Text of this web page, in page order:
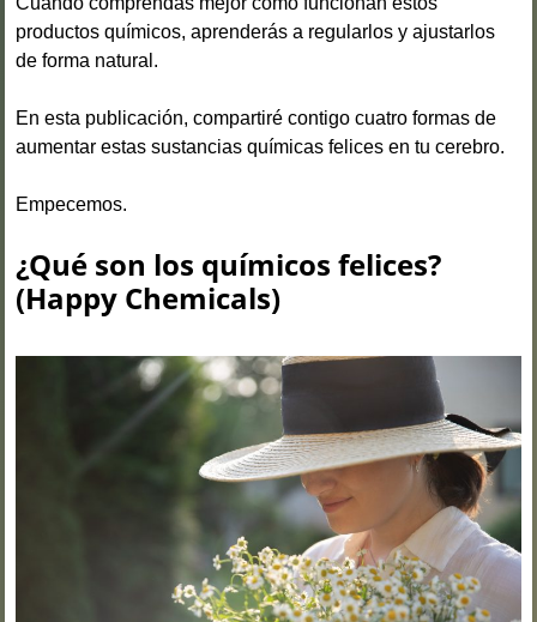
productos químicos, aprenderás a regularlos y ajustarlos
de forma natural.
En esta publicación, compartiré contigo cuatro formas de
aumentar estas sustancias químicas felices en tu cerebro.
Empecemos.
¿Qué son los químicos felices?
(Happy Chemicals)